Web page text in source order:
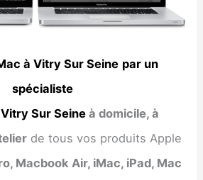
à Vitry Sur Seine par un
spécialiste
Sur Seine à domicile, à
de tous vos produits Apple
Macbook Air, iMac, iPad, Mac